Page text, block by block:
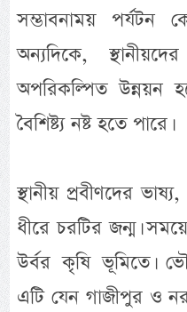
সম্ভাবনাময় পর্যটন
অন্যদিকে,
অপরিকল্পিত উন্নয়ন
বৈশিষ্ট্য নষ্ট হতে পারে।
স্থানীয় প্রবীণদের
ধীরে চরটির জন্ম।
উর্বর কৃষি ভূমিতে।
এটি যেন গাজীপুর ও